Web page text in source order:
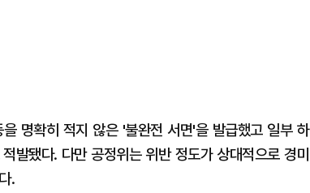
명확히 적지 않은 '불완전 서면'을 발급했고 일부 하
발됐다. 다만 공정위는 위반 정도가 상대적으로 경미
.